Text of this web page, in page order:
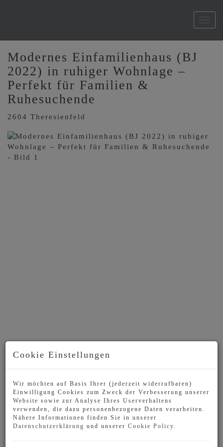
Modernes Einfamilienhaus (BJ
2022) in ruhiger Wohnlage –
Perfekt für Familien &
Ruhesuchende
2604 Theresienfeld
Dieses moderne und neuwertige Einfamilienhaus
vereint zeitgemäßen Wohnkomfort, großzügige
Raumaufteilung und eine besonders ruhige
Wohnlage. Die Immobilie überzeugt durch
Cookie Einstellungen
Wir möchten auf Basis Ihrer (jederzeit widerrufbaren)
Einwilligung Cookies zum Zweck der Verbesserung unserer
Website sowie zur Analyse Ihres Userverhaltens
verwenden, die dazu personenbezogene Daten verarbeiten.
Nähere Informationen finden Sie in unserer
Datenschutzerklärung und unserer Cookie Policy